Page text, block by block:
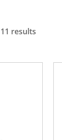
results